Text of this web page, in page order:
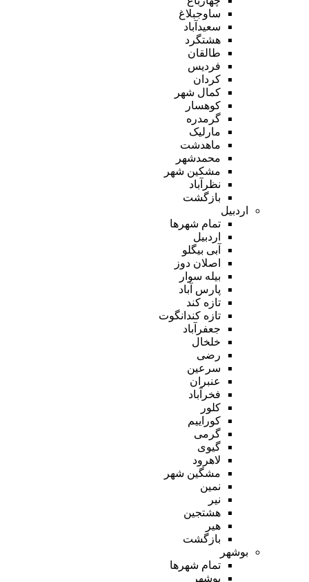
ساوجبلاغ
سعیدآباد
هشتگرد
طالقان
فردیس
کردان
کمال شهر
کوهسار
گرمدره
مارلیک
ماهدشت
محمدشهر
مشکین شهر
نظرآباد
بازگشت
اردبیل
تمام شهر‌ها
اردبیل
آبی بیگلو
اصلان دوز
بیله سوار
پارس آباد
تازه کند
تازه کندانگوت
جعفرآباد
خلخال
رضی
سرعین
عنبران
فخرآباد
کلور
کوراییم
گرمی
گیوی
لاهرود
مشگین شهر
نمین
نیر
هشتجین
هیر
بازگشت
بوشهر
تمام شهر‌ها
بوشهر